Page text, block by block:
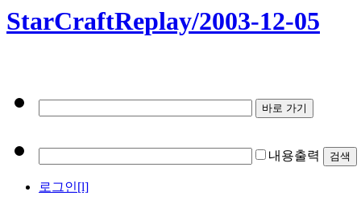
StarCraftReplay/2003-12-05
내용출력
로그인[l]